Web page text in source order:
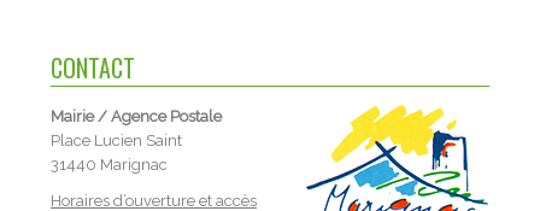
CONTACT
Mairie / Agence Postale
Place Lucien Saint
31440 Marignac
Horaires d’ouverture et accès